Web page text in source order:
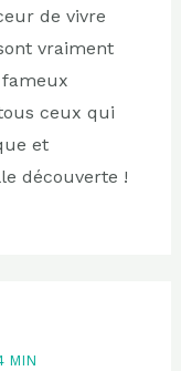
de vivre
vraiment
ceux qui
et
découverte !
MIN